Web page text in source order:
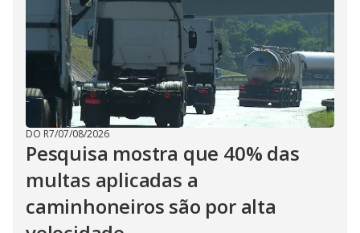
DO R7/07/08/2026
Pesquisa mostra que 40% das
multas aplicadas a
caminhoneiros são por alta